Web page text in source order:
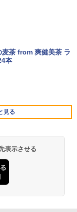
32/1T-W11Pro
ラボなし
剣聖になる 11 〜
ってくれない件〜
ENCノイズキャン
Type-C充電 マイク
Buds 8 Lite ワイヤ
茶 from 爽健美茶 ラ
本
見る
(デジタル版ビッグガ
表示させる